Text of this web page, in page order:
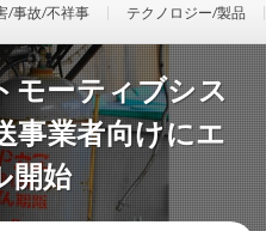
/事故/不祥事 テクノロジー/製品
モーティブシス
事業者向けにエ
開始